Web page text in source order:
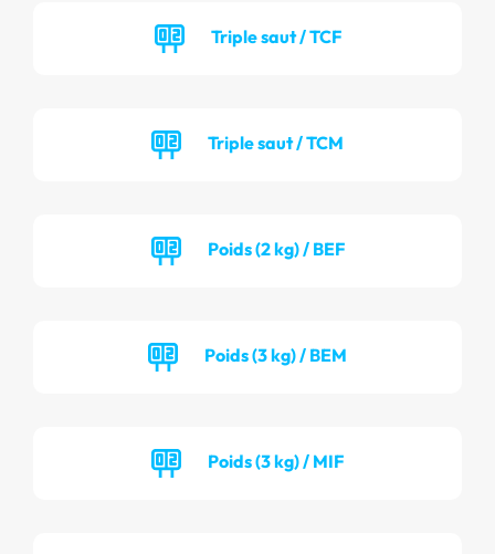
Triple saut / TCF
Triple saut / TCM
Poids (2 kg) / BEF
Poids (3 kg) / BEM
Poids (3 kg) / MIF